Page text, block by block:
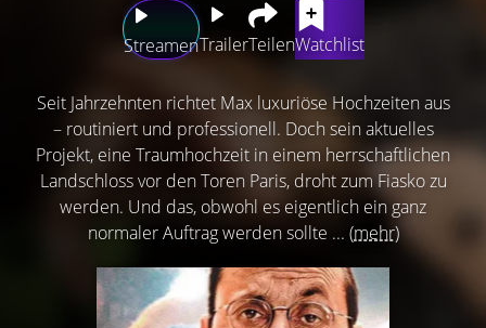
StreamenTrailerTeilenWatchlist
Seit Jahrzehnten richtet Max luxuriöse Hochzeiten aus
– routiniert und professionell. Doch sein aktuelles
Projekt, eine Traumhochzeit in einem herrschaftlichen
Landschloss vor den Toren Paris, droht zum Fiasko zu
werden. Und das, obwohl es eigentlich ein ganz
normaler Auftrag werden sollte ... (mehr)